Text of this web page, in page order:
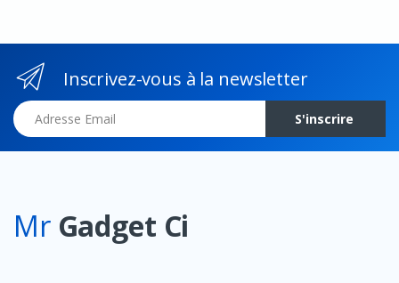
Inscrivez-vous à la newsletter
Adresse Email
S'inscrire
Mr Gadget Ci